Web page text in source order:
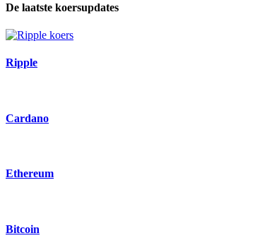
De laatste koersupdates
Ripple
Cardano
Ethereum
Bitcoin